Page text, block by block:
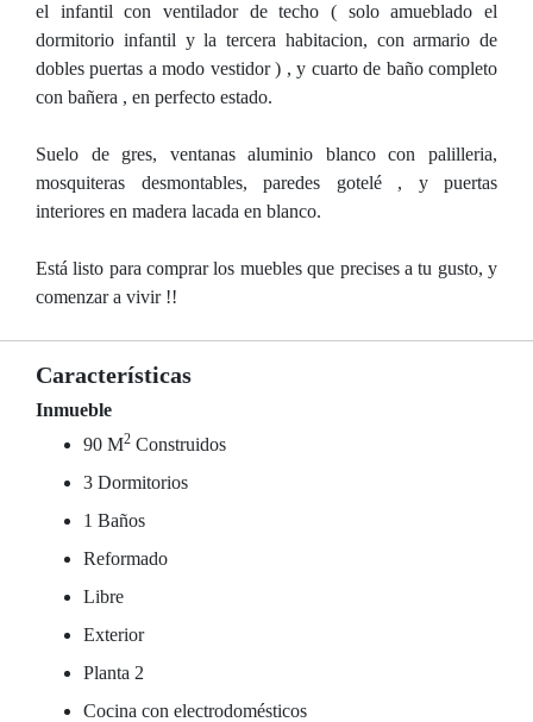
el infantil con ventilador de techo ( solo amueblado el
dormitorio infantil y la tercera habitacion, con armario de
dobles puertas a modo vestidor ) , y cuarto de baño completo
con bañera , en perfecto estado.
Suelo de gres, ventanas aluminio blanco con palilleria,
mosquiteras desmontables, paredes gotelé , y puertas
interiores en madera lacada en blanco.
Está listo para comprar los muebles que precises a tu gusto, y
comenzar a vivir !!
Características
Inmueble
90 M2 Construidos
3 Dormitorios
1 Baños
Reformado
Libre
Exterior
Planta 2
Cocina con electrodomésticos